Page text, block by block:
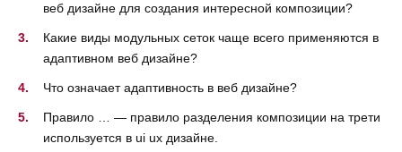
веб дизайне для создания интересной композиции?
Какие виды модульных сеток чаще всего применяются в
адаптивном веб дизайне?
Что означает адаптивность в веб дизайне?
Правило … — правило разделения композиции на трети
используется в ui ux дизайне.